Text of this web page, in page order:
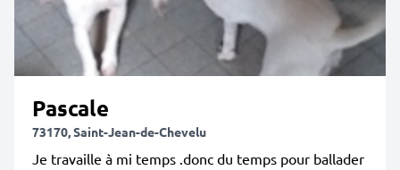
Pascale
73170, Saint-Jean-de-Chevelu
Je travaille à mi temps .donc du temps pour ballader